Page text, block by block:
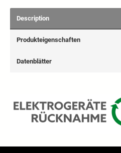
Description
Produkteigenschaften
Datenblätter